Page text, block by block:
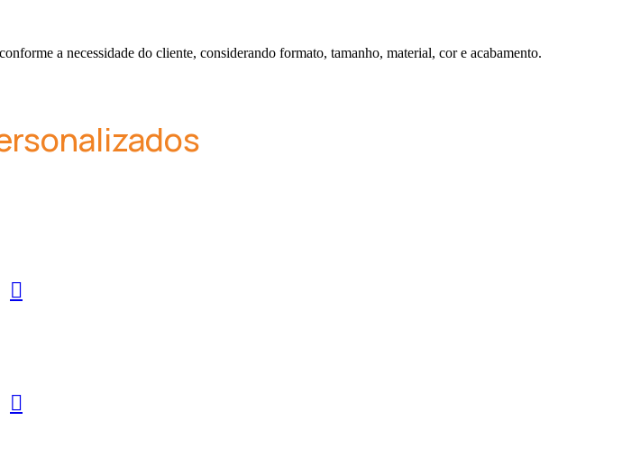
a necessidade do cliente, considerando formato, tamanho, material, cor e acabamento.